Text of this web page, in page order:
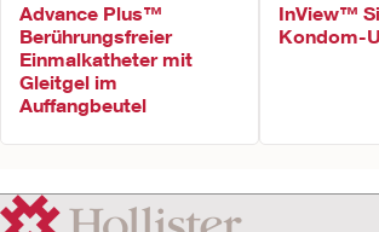
Advance Plus™
Berührungsfreier
Einmalkatheter mit
Gleitgel im
Auffangbeutel
InView™
Kondom-